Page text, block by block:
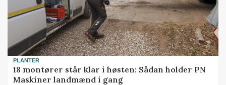
PLANTER
18 montører står klar i høsten: Sådan holder PN
Maskiner landmænd i gang